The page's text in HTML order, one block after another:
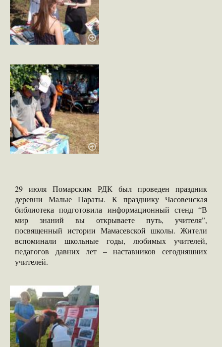
29 июля Помарским РДК был проведен праздник
деревни Малые Параты. К празднику Часовенская
библиотека подготовила информационный стенд “В
мир знаний вы открываете путь, учителя”,
посвященный истории Мамасевской школы. Жители
вспоминали школьные годы, любимых учителей,
педагогов давних лет – наставников сегодняшних
учителей.